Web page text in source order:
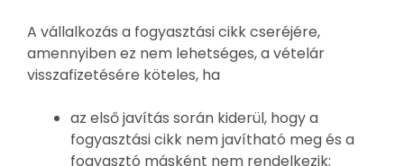
A vállalkozás a fogyasztási cikk cseréjére,
amennyiben ez nem lehetséges, a vételár
visszafizetésére köteles, ha
az első javítás során kiderül, hogy a
fogyasztási cikk nem javítható meg és a
fogyasztó másként nem rendelkezik;